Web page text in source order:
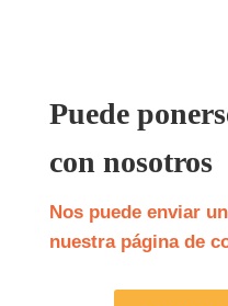
Puede
con nosotros
Nos puede enviar
nuestra página de